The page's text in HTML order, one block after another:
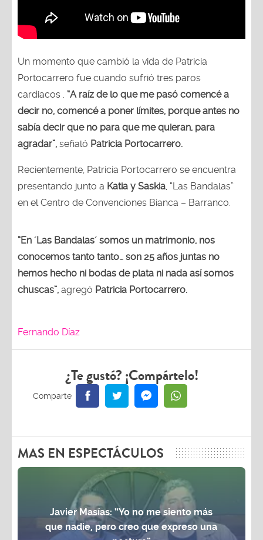
Un momento que cambió la vida de Patricia
Portocarrero fue cuando sufrió tres paros
cardiacos . “A raíz de lo que me pasó comencé a
decir no, comencé a poner límites, porque antes no
sabía decir que no para que me quieran, para
agradar”, señaló Patricia Portocarrero.
Recientemente, Patricia Portocarrero se encuentra
presentando junto a Katia y Saskia, “Las Bandalas”
en el Centro de Convenciones Bianca – Barranco.
“En ´Las Bandalas´ somos un matrimonio, nos
conocemos tanto tanto… son 25 años juntas no
hemos hecho ni bodas de plata ni nada así somos
chuscas”, agregó Patricia Portocarrero.
Fernando Díaz
¿Te gustó? ¡Compártelo!
MAS EN ESPECTÁCULOS
Javier Masías: “Yo no me siento más
que nadie, pero creo que expreso una